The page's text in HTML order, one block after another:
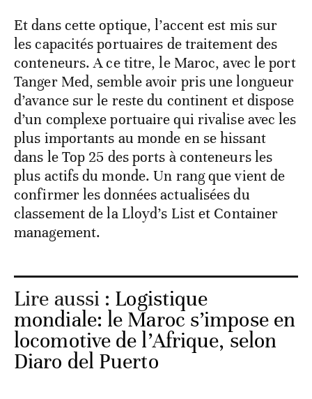
Et dans cette optique, l’accent est mis sur
les capacités portuaires de traitement des
conteneurs. A ce titre, le Maroc, avec le port
Tanger Med, semble avoir pris une longueur
d’avance sur le reste du continent et dispose
d’un complexe portuaire qui rivalise avec les
plus importants au monde en se hissant
dans le Top 25 des ports à conteneurs les
plus actifs du monde. Un rang que vient de
confirmer les données actualisées du
classement de la Lloyd’s List et Container
management.
Lire aussi : Logistique
mondiale: le Maroc s’impose en
locomotive de l’Afrique, selon
Diaro del Puerto